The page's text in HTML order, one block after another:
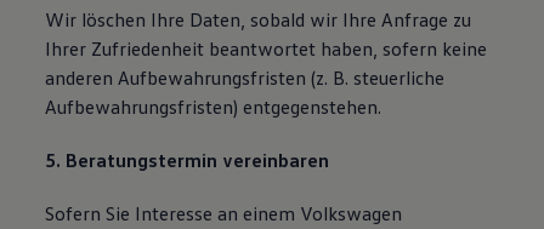
Wir löschen Ihre Daten, sobald wir Ihre Anfrage zu
Ihrer Zufriedenheit beantwortet haben, sofern keine
anderen Aufbewahrungsfristen (z. B. steuerliche
Aufbewahrungsfristen) entgegenstehen.
5. Beratungstermin vereinbaren
Sofern Sie Interesse an einem Volkswagen